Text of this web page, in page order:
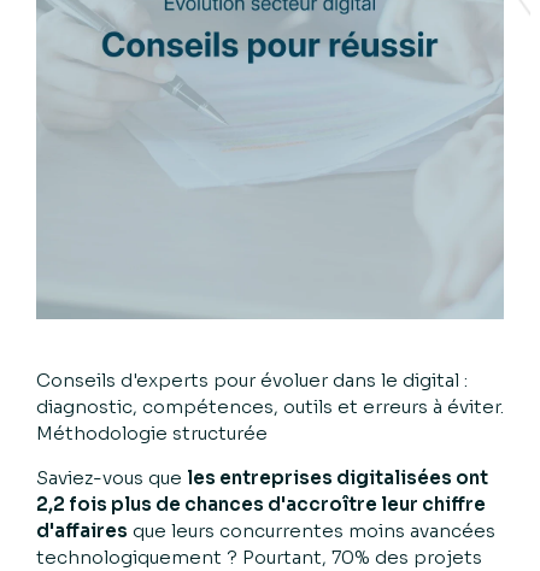
Conseils d'experts pour évoluer dans le digital :
diagnostic, compétences, outils et erreurs à éviter.
Méthodologie structurée
Saviez-vous que les entreprises digitalisées ont
2,2 fois plus de chances d'accroître leur chiffre
d'affaires que leurs concurrentes moins avancées
technologiquement ? Pourtant, 70% des projets